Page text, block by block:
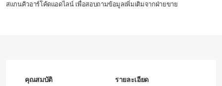
สแกนคิวอาร์โค้ดแอดไลน์ เพื่อสอบถามข้อมูลเพิ่มเติมจากฝ่ายขาย
คุณสมบัติ รายละเอียด